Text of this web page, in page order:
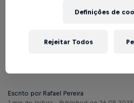
recebem o
Escrito por Rafael Pereira
Definições de
Rejeitar Todos